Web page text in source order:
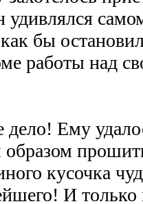
бы
работы над
дело! Ему
образом
кусочка
И только